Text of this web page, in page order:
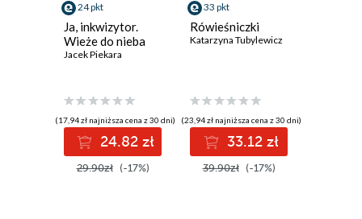
24 pkt
Ja, inkwizytor.
Wieże do nieba
Jacek Piekara
(17,94 zł najniższa cena z 30 dni)
24.82 zł
29.90zł (-17%)
33 pkt
Rówieśniczki
Katarzyna Tubylewicz
(23,94 zł najniższa cena z 30 dni)
33.12 zł
39.90zł (-17%)